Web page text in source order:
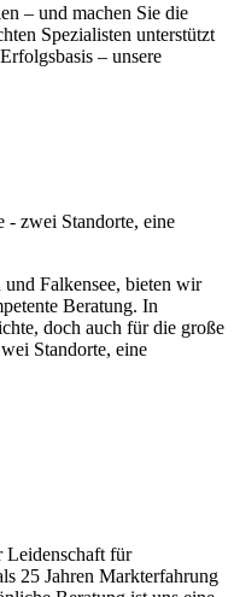
– und machen Sie die
Spezialisten unterstützt
– unsere
Falkensee, bieten wir
Beratung. In
doch auch für die große
Standorte, eine
Leidenschaft für
25 Jahren Markterfahrung